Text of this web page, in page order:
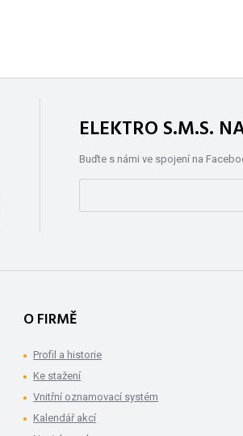
ELEKTRO S.M.S.
Buďte s námi ve spojení na
O FIRMĚ
Profil a historie
Ke stažení
Vnitřní oznamovací systém
Kalendář akcí